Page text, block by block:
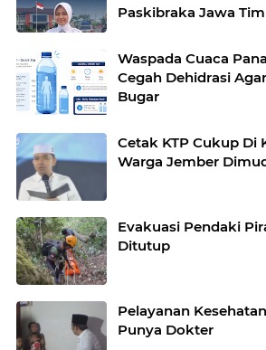
Paskibraka Jawa
Waspada Cuaca
Cegah Dehidrasi
Bugar
Cetak KTP Cukup Di
Warga Jember
Evakuasi Pendaki
Ditutup
Pelayanan
Punya Dokter